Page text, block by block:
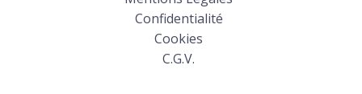
Confidentialité
Cookies
C.G.V.